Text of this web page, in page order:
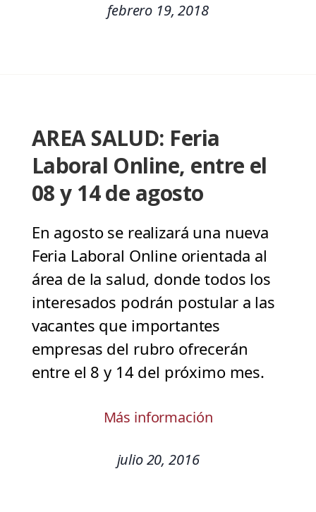
febrero 19, 2018
AREA SALUD: Feria
Laboral Online, entre el
08 y 14 de agosto
En agosto se realizará una nueva
Feria Laboral Online orientada al
área de la salud, donde todos los
interesados podrán postular a las
vacantes que importantes
empresas del rubro ofrecerán
entre el 8 y 14 del próximo mes.
Más información
julio 20, 2016